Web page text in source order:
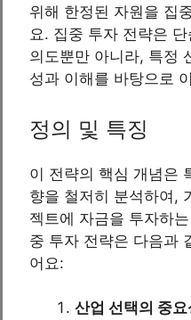
위해 한정된 자원을 집
요. 집중 투자 전략은
의도뿐만 아니라, 특정
성과 이해를 바탕으로
정의 및 특징
이 전략의 핵심 개념은
향을 철저히 분석하여,
젝트에 자금을 투자하
중 투자 전략은 다음과
어요:
산업 선택의 중요